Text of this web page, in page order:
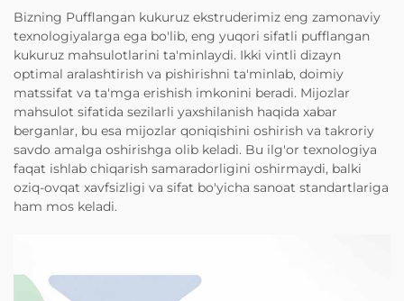
Bizning Pufflangan kukuruz ekstruderimiz eng zamonaviy
texnologiyalarga ega bo'lib, eng yuqori sifatli pufflangan
kukuruz mahsulotlarini ta'minlaydi. Ikki vintli dizayn
optimal aralashtirish va pishirishni ta'minlab, doimiy
matssifat va ta'mga erishish imkonini beradi. Mijozlar
mahsulot sifatida sezilarli yaxshilanish haqida xabar
berganlar, bu esa mijozlar qoniqishini oshirish va takroriy
savdo amalga oshirishga olib keladi. Bu ilg'or texnologiya
faqat ishlab chiqarish samaradorligini oshirmaydi, balki
oziq-ovqat xavfsizligi va sifat bo'yicha sanoat standartlariga
ham mos keladi.